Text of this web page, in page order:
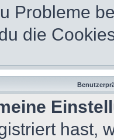
Probleme
die
hast,